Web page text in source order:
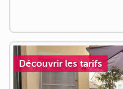
Découvrir les tarifs